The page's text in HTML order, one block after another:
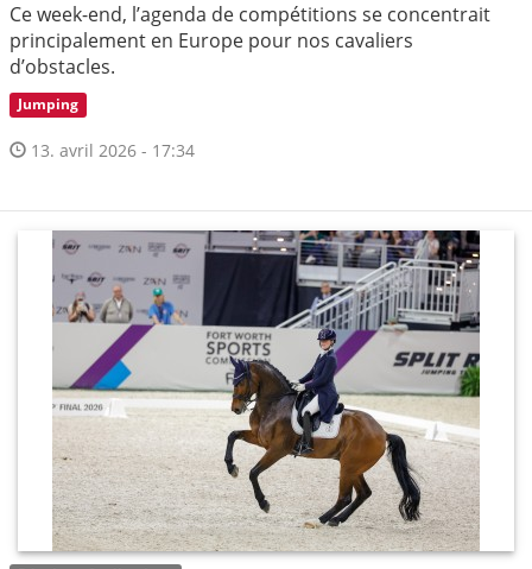
Ce week-end, l’agenda de compétitions se concentrait
principalement en Europe pour nos cavaliers
d’obstacles.
Jumping
13. avril 2026 - 17:34